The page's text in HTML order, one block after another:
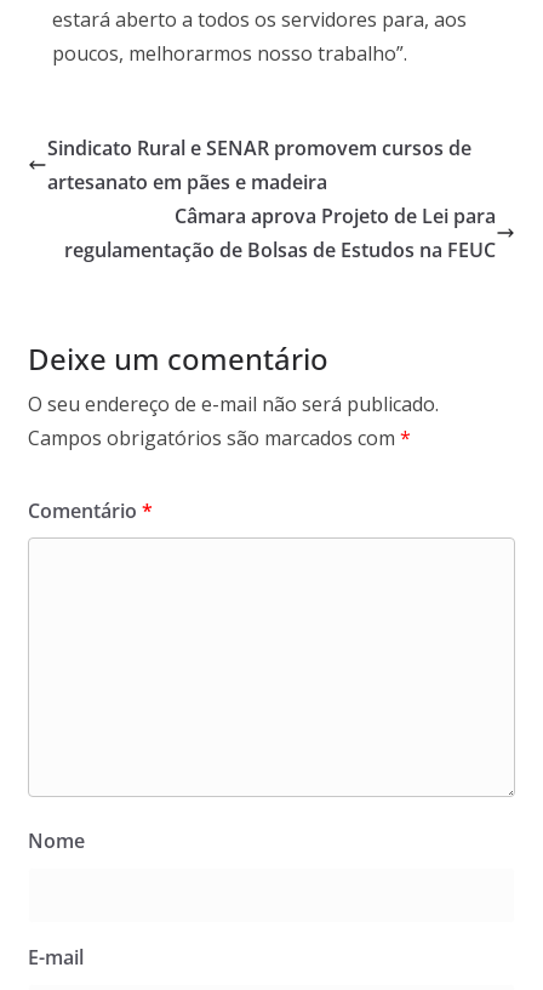
estará aberto a todos os servidores para, aos
poucos, melhorarmos nosso trabalho”.
Sindicato Rural e SENAR promovem cursos de
artesanato em pães e madeira
Câmara aprova Projeto de Lei para
regulamentação de Bolsas de Estudos na FEUC
Deixe um comentário
O seu endereço de e-mail não será publicado.
Campos obrigatórios são marcados com *
Comentário *
Nome
E-mail